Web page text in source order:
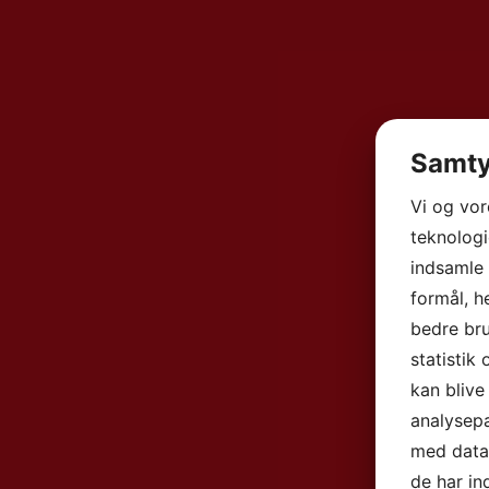
Vi og
formål,
bedre
statistik
kan
med
de har